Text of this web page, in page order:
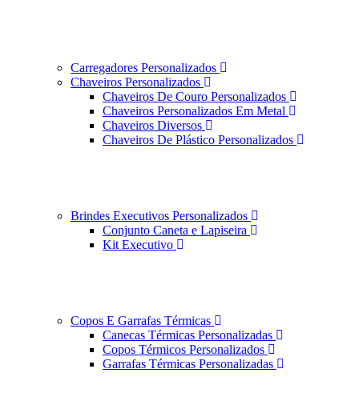
Carregadores Personalizados
Chaveiros Personalizados
Chaveiros De Couro Personalizados
Chaveiros Personalizados Em Metal
Chaveiros Diversos
Chaveiros De Plástico Personalizados
Brindes Executivos Personalizados
Conjunto Caneta e Lapiseira
Kit Executivo
Copos E Garrafas Térmicas
Canecas Térmicas Personalizadas
Copos Térmicos Personalizados
Garrafas Térmicas Personalizadas